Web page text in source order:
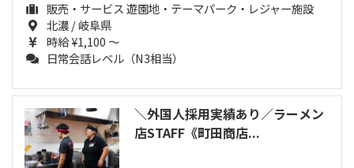
販売・サービス 遊園地・テーマパーク・レジャー施設
北濃 / 岐阜県
時給 ¥1,100 ～
日常会話レベル（N3相当）
＼外国人採用実績あり／ラーメン
店STAFF《町田商店...